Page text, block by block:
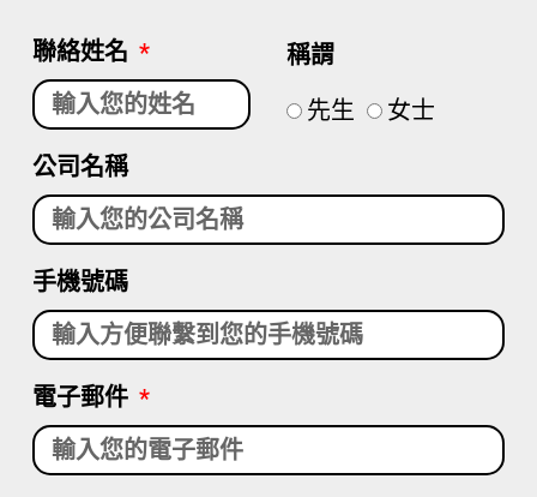
聯絡姓名
稱謂
先生
女士
公司名稱
手機號碼
電子郵件